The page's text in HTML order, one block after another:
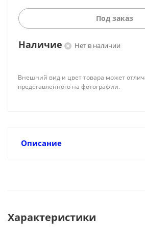
Под заказ
Наличие Нет в наличии
Внешний вид и цвет товара может
представленного на фотографии.
Описание
Характеристики